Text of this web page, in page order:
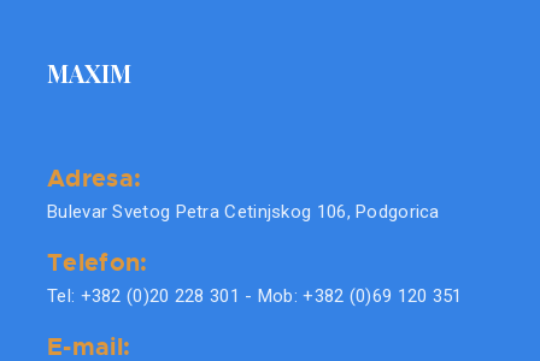
MAXIM
Adresa:
Bulevar Svetog Petra Cetinjskog 106, Podgorica
Telefon:
Tel: +382 (0)20 228 301 - Mob: +382 (0)69 120 351
E-mail: